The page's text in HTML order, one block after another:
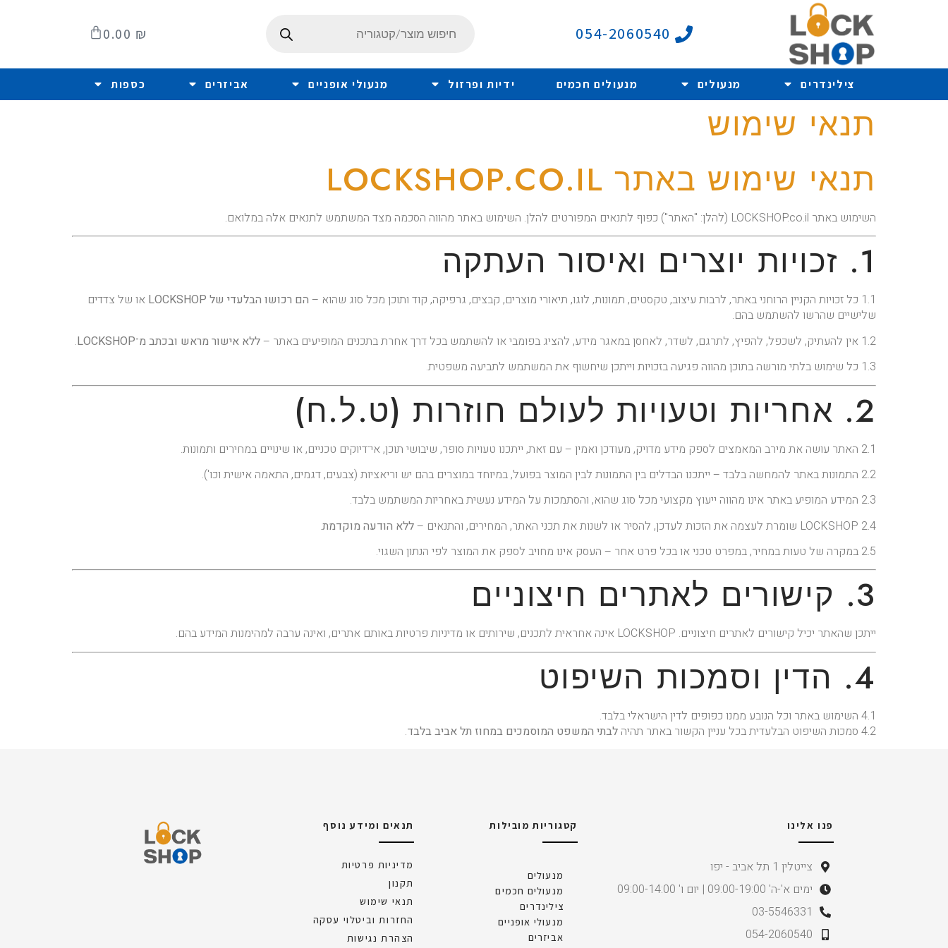
054-2060540
0.00 ₪
צילינדרים מנעולים מנעולים חכמים ידיות ופרזול מנעולי אופניים אביזרים כספות
תנאי שימוש
תנאי שימוש באתר LOCKSHOP.CO.IL
השימוש באתר LOCKSHOP.co.il (להלן: "האתר") כפוף לתנאים המפורטים להלן. השימוש באתר מהווה הסכמה מצד המשתמש לתנאים אלה במלואם.
1. זכויות יוצרים ואיסור העתקה
1.1 כל זכויות הקניין הרוחני באתר, לרבות עיצוב, טקסטים, תמונות, לוגו, תיאורי מוצרים, קבצים, גרפיקה, קוד ותוכן מכל סוג שהוא – הם רכושו הבלעדי של LOCKSHOP
או של צדדים
שלישיים שהרשו להשתמש בהם.
1.2 אין להעתיק, לשכפל, להפיץ, לתרגם, לשדר, לאחסן במאגר מידע, להציג בפומבי או להשתמש בכל דרך אחרת בתכנים המופיעים באתר –
ללא אישור מראש ובכתב מ־LOCKSHOP
.
1.3 כל שימוש בלתי מורשה בתוכן מהווה פגיעה בזכויות וייתכן שיחשוף את המשתמש לתביעה משפטית.
2. אחריות וטעויות לעולם חוזרות (ט.ל.ח)
2.1 האתר עושה את מירב המאמצים לספק מידע מדויק, מעודכן ואמין – עם זאת, ייתכנו טעויות סופר, שיבושי תוכן, אי־דיוקים טכניים, או שינויים במחירים ותמונות.
2.2 התמונות באתר להמחשה בלבד – ייתכנו הבדלים בין התמונות לבין המוצר בפועל, במיוחד במוצרים בהם יש וריאציות (צבעים, דגמים, התאמה אישית וכו').
2.3 המידע המופיע באתר אינו מהווה ייעוץ מקצועי מכל סוג שהוא, והסתמכות על המידע נעשית באחריות המשתמש בלבד.
2.4 LOCKSHOP שומרת לעצמה את הזכות לעדכן, להסיר או לשנות את תכני האתר, המחירים, והתנאים –
ללא הודעה מוקדמת.
2.5 במקרה של טעות במחיר, במפרט טכני או בכל פרט אחר – העסק אינו מחויב לספק את המוצר לפי הנתון השגוי.
3. קישורים לאתרים חיצוניים
ייתכן שהאתר יכיל קישורים לאתרים חיצוניים. LOCKSHOP אינה אחראית לתכנים, שירותים או מדיניות פרטיות באותם אתרים, ואינה ערבה למהימנות המידע בהם.
4. הדין וסמכות השיפוט
4.1 השימוש באתר וכל הנובע ממנו כפופים לדין הישראלי בלבד.
4.2 סמכות השיפוט הבלעדית בכל עניין הקשור באתר תהיה
לבתי המשפט המוסמכים במחוז תל אביב בלבד.
פנו אלינו
צייטלין 1 תל אביב - יפו
ימים א'-ה' 09:00-19:00 | יום ו' 09:00-14:00
03-5546331
054-2060540
קטגוריות מובילות
מנעולים
מנעולים חכמים
צילינדרים
מנעולי אופניים
אביזרים
תנאים ומידע נוסף
מדיניות פרטיות
תקנון
תנאי שימוש
החזרות וביטלוי עסקה
הצהרת נגישות